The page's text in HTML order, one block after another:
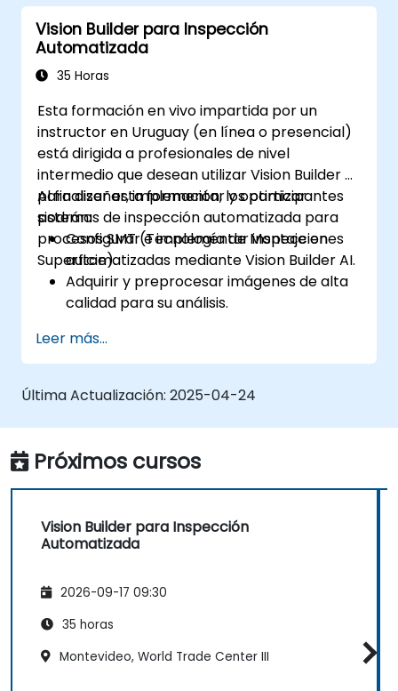
Vision Builder para Inspección
Automatizada
35 Horas
Esta formación en vivo impartida por un
instructor en Uruguay (en línea o presencial)
está dirigida a profesionales de nivel
intermedio que desean utilizar Vision Builder AI
para diseñar, implementar y optimizar
sistemas de inspección automatizada para
procesos SMT (Tecnología de Montaje en
Superficie).
Al finalizar esta formación, los participantes
podrán:
Configurar e implementar inspecciones
automatizadas mediante Vision Builder AI.
Adquirir y preprocesar imágenes de alta
calidad para su análisis.
lógica para la detección de defectos y
validación del proceso.
Generar informes de inspección y
Leer más...
Última Actualización: 2025-04-24
Próximos cursos
Vision Builder para Inspección
Automatizada
2026-09-17 09:30
35 horas
Montevideo, World Trade Center III